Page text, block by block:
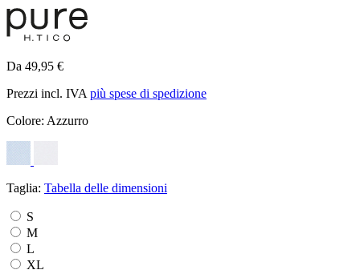
Da 49,95 €
Prezzi incl. IVA più spese di spedizione
Colore: Azzurro
Taglia: Tabella delle dimensioni
S
M
L
XL